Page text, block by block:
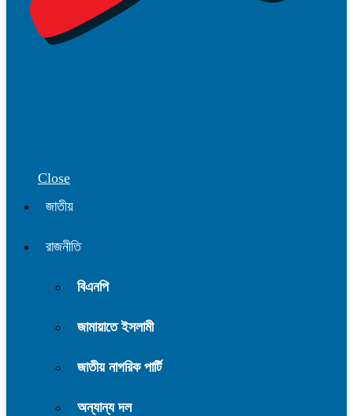
Close
জাতীয়
রাজনীতি
বিএনপি
জামায়াতে ইসলামী
জাতীয় নাগরিক পার্টি
অন্যান্য দল